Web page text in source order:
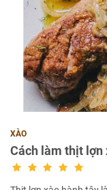
XÀO
Cách làm thịt lợn